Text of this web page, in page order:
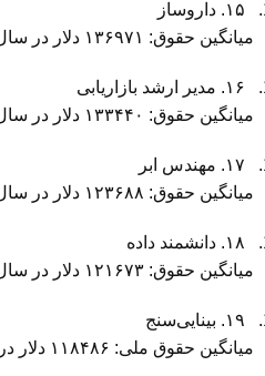
۱۵. داروساز
میانگین حقوق: ۱۳۶۹۷۱ دلار در سال
۱۶. مدیر ارشد بازاریابی
میانگین حقوق: ۱۳۳۴۴۰ دلار در سال
۱۷. مهندس ابر
میانگین حقوق: ۱۲۳۶۸۸ دلار در سال
۱۸. دانشمند داده
میانگین حقوق: ۱۲۱۶۷۳ دلار در سال
۱۹. بینایی‌سنج
میانگین حقوق ملی: ۱۱۸۴۸۶ دلار در سال